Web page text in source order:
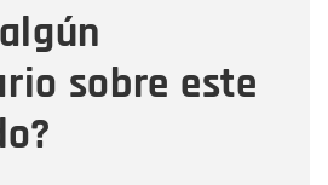
sobre este